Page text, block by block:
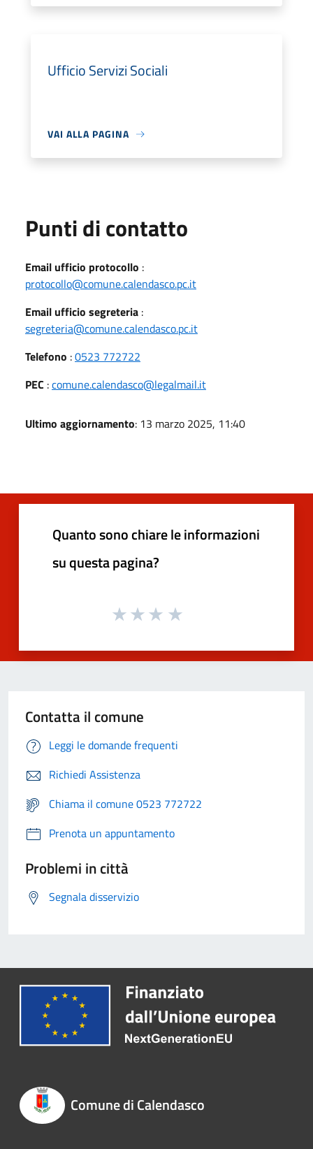
Ufficio Servizi Sociali
VAI ALLA PAGINA
Punti di contatto
Email ufficio protocollo :
protocollo@comune.calendasco.pc.it
Email ufficio segreteria :
segreteria@comune.calendasco.pc.it
Telefono :0523 772722
PEC :comune.calendasco@legalmail.it
Ultimo aggiornamento: 13 marzo 2025, 11:40
Quanto sono chiare le informazioni
su questa pagina?
Contatta il comune
Leggi le domande frequenti
Richiedi Assistenza
Chiama il comune 0523 772722
Prenota un appuntamento
Problemi in città
Segnala disservizio
Comune di Calendasco